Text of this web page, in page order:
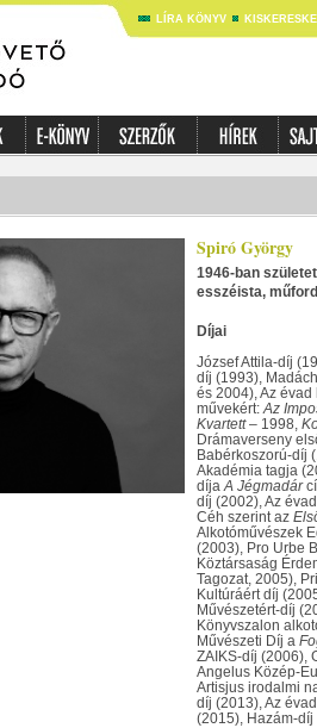
LÍRA KÖNYV
Spiró György
1946-ban
esszéista,
Díjai
József Attila-díj
díj (1993),
és 2004), Az
művekért:Az
Kvartett– 1998,
Drámaverseny
Babérkoszorú-díj
Akadémia tagja
díjaA Jégmadár
díj (2002), Az
Céh szerint az
Alkotóművészek
(2003), Pro Urbe
Köztársaság
Tagozat, 2005),
Kultúráért díj
Művészetért-díj
Könyvszalon
Művészeti Díj a
ZAIKS-díj (2006),
Angelus Közép-
Artisjus irodalmi
díj (2013), Az
(2015), Hazám-díj